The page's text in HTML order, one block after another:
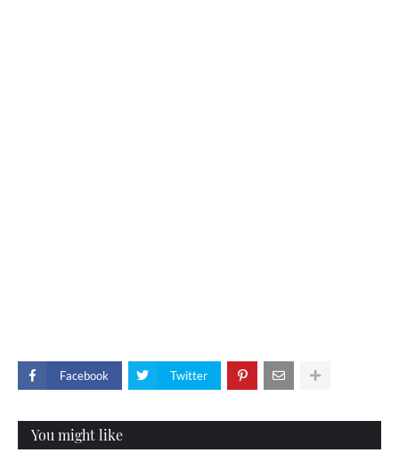
Facebook Twitter
You might like